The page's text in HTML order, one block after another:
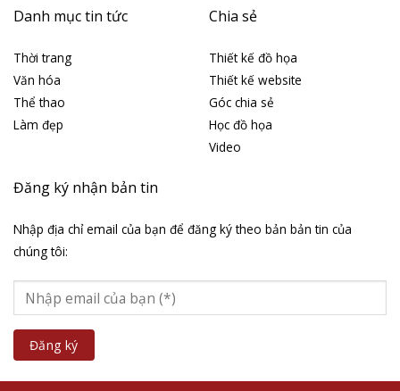
Danh mục tin tức
Thời trang
Văn hóa
Thể thao
Làm đẹp
Chia sẻ
Thiết kế đồ họa
Thiết kế website
Góc chia sẻ
Học đồ họa
Video
Đăng ký nhận bản tin
Nhập địa chỉ email của bạn để đăng ký theo bản bản tin của
chúng tôi: